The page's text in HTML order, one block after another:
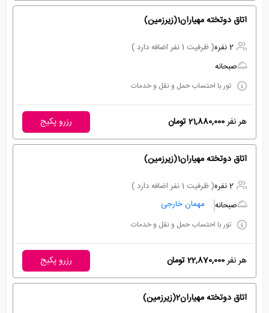
اتاق دوتخته مهیاران1(زیرزمین)
2 نفره
( ظرفیت 1 نفر اضافه دارد )
صبحانه
تور با احتساب حمل و نقل و خدمات
هر نفر21,880,000 تومان رزرو پکیج
اتاق دوتخته مهیاران1(زیرزمین)
2 نفره
( ظرفیت 1 نفر اضافه دارد )
صبحانه
مهمان خارجی
تور با احتساب حمل و نقل و خدمات
هر نفر22,870,000 تومان رزرو پکیج
اتاق دوتخته مهیاران2(زیرزمین)